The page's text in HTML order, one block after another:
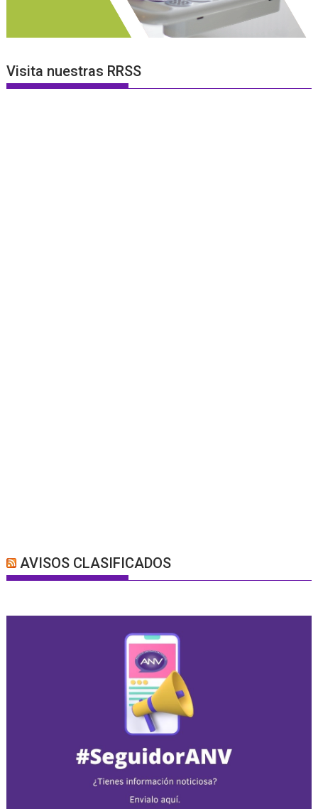
Visita nuestras RRSS
AVISOS CLASIFICADOS